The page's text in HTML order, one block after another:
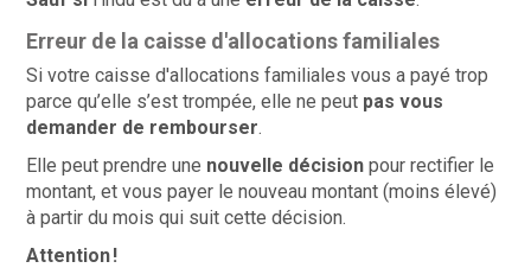
Erreur de la caisse d'allocations familiales
Si votre caisse d'allocations familiales vous a payé trop
parce qu’elle s’est trompée, elle ne peut pas vous
demander de rembourser.
Elle peut prendre une nouvelle décisionpour rectifier le
montant, et vous payer le nouveau montant (moins élevé)
à partir du mois qui suit cette décision.
Attention !